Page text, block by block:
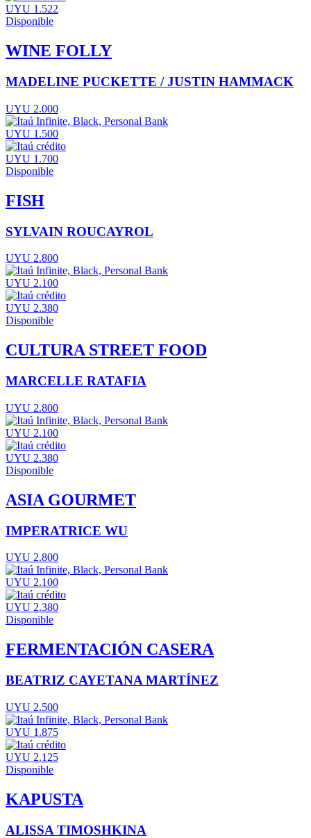
UYU 1.522
Disponible
WINE FOLLY
MADELINE PUCKETTE / JUSTIN HAMMACK
UYU 2.000
UYU 1.500
UYU 1.700
Disponible
FISH
SYLVAIN ROUCAYROL
UYU 2.800
UYU 2.100
UYU 2.380
Disponible
CULTURA STREET FOOD
MARCELLE RATAFIA
UYU 2.800
UYU 2.100
UYU 2.380
Disponible
ASIA GOURMET
IMPERATRICE WU
UYU 2.800
UYU 2.100
UYU 2.380
Disponible
FERMENTACIÓN CASERA
BEATRIZ CAYETANA MARTÍNEZ
UYU 2.500
UYU 1.875
UYU 2.125
Disponible
KAPUSTA
ALISSA TIMOSHKINA